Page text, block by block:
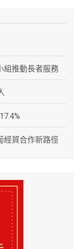
組推動長者服務
經貿合作新路徑